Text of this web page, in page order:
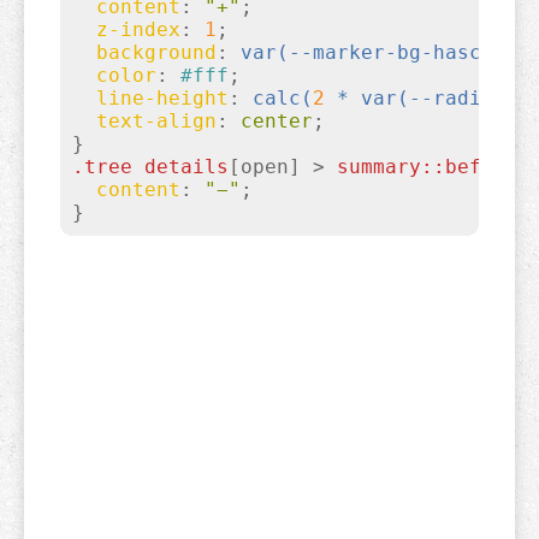
content : "+" ;
z-index : 1 ;
background :
var(--marker-bg-
color : #fff ;
line-height : calc( 2 * var(--radius) )
text-align : center
}
.tree
details [open] > summary ::before
content : "−"
}